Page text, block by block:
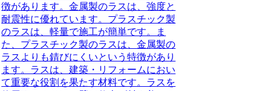
徴があります。金属製のラスは、強度と
耐震性に優れています。プラスチック製
のラスは、軽量で施工が簡単です。ま
た、プラスチック製のラスは、金属製の
ラスよりも錆びにくいという特徴があり
ます。ラスは、建築・リフォームにおい
て重要な役割を果たす材料です。ラスを